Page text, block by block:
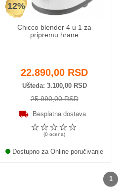
12%
Chicco blender 4 u 1 za
pripremu hrane
22.890,00 RSD
Ušteda 3.100,00 RSD
25.990,00 RSD
Besplatna dostava
☆
☆
☆
☆
☆
(0 ocena)
Dostupno za Online poručivanje
1